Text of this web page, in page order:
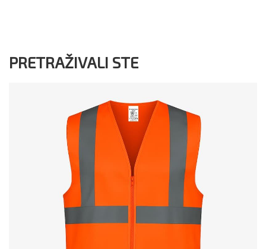
PRETRAŽIVALI STE